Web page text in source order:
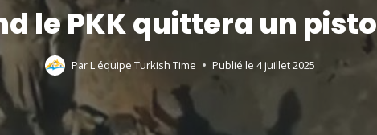
le PKK quittera un
ParL'équipe Turkish Time Publié le 4 juillet 2025